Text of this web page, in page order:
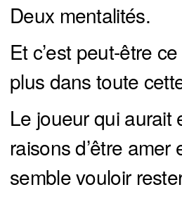
Deux mentalités.
Et c’est peut-être
plus dans toute
Le joueur qui aurait
raisons d’être amer
semble vouloir